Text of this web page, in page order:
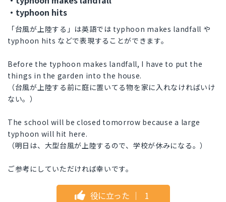
・typhoon hits
「台風が上陸する」は英語では typhoon makes landfall や
typhoon hits などで表現することができます。
Before the typhoon makes landfall, I have to put the
things in the garden into the house.
（台風が上陸する前に庭に置いてる物を家に入れなければいけ
ない。）
The school will be closed tomorrow because a large
typhoon will hit here.
（明日は、大型台風が上陸するので、学校が休みになる。）
ご参考にしていただければ幸いです。
役に立った ｜ 1